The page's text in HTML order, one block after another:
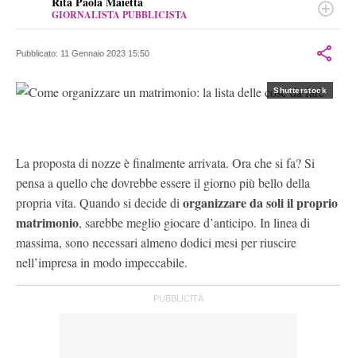
GIORNALISTA PUBBLICISTA
design, casa, matrimonio e lifestyle mentre si destreggia nella
vita da mamma.
Pubblicato: 11 Gennaio 2023 15:50
Shutterstock
La proposta di nozze è finalmente arrivata. Ora che si fa? Si
pensa a quello che dovrebbe essere il giorno più bello della
propria vita. Quando si decide di organizzare da soli il proprio
matrimonio, sarebbe meglio giocare d’anticipo. In linea di
massima, sono necessari almeno dodici mesi per riuscire
nell’impresa in modo impeccabile.